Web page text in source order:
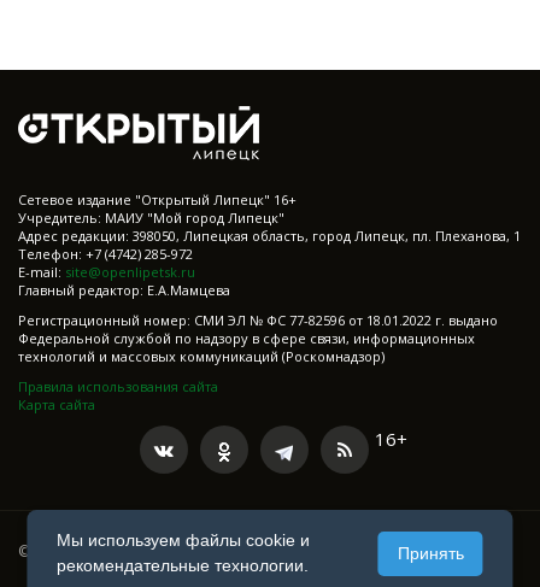
Cетевое издание "Открытый Липецк" 16+
Учредитель: МАИУ "Мой город Липецк"
Адрес редакции: 398050, Липецкая область, город Липецк, пл. Плеханова, 1
Телефон: +7 (4742) 285-972
E-mail: site@openlipetsk.ru
Главный редактор: Е.А.Мамцева
Регистрационный номер: СМИ ЭЛ № ФС 77-82596 от 18.01.2022 г. выдано
Федеральной службой по надзору в сфере связи, информационных
технологий и массовых коммуникаций (Роскомнадзор)
Правила использования сайта
Карта сайта
16+
© 2021-2025 Все права защищены
Мы используем файлы cookie и
рекомендательные технологии.
Принять